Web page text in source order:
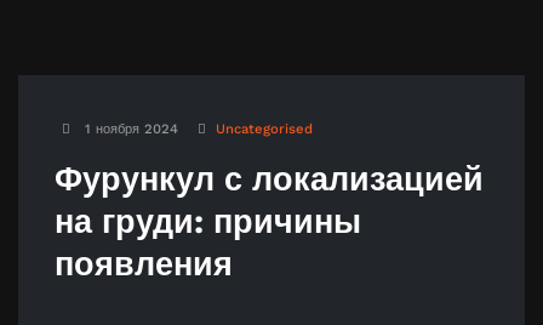
1 ноября 2024 Uncategorised
Фурункул с локализацией
на груди: причины
появления